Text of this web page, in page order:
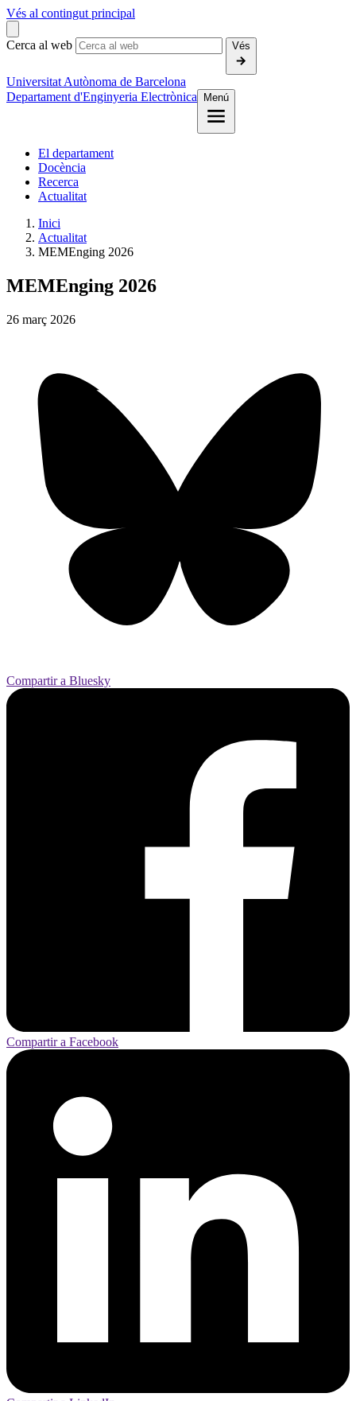
Vés al contingut principal
Cerca al web Vés
Universitat Autònoma de Barcelona
Departament d'Enginyeria Electrònica
Menú
El departament
Docència
Recerca
Actualitat
Inici
Actualitat
MEMEnging 2026
MEMEnging 2026
26 març 2026
Compartir a Bluesky
Compartir a Facebook